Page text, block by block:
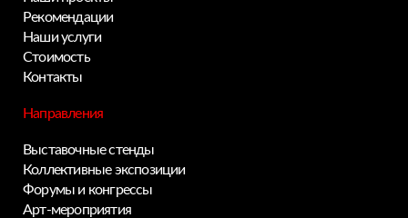
Рекомендации
Наши услуги
Стоимость
Контакты
Направления
Выставочные стенды
Коллективные экспозиции
Форумы и конгрессы
Арт-мероприятия